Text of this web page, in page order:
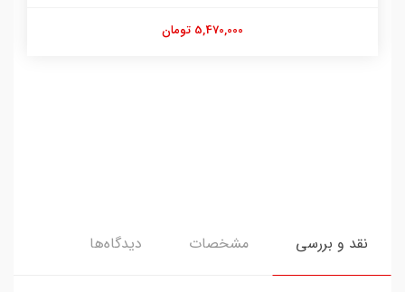
5,470,000 تومان
نقد و بررسی مشخصات دیدگاه‌ها